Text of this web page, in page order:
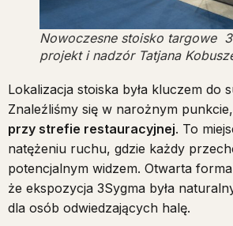
Nowoczesne stoisko targowe
projekt i nadzór Tatjana
Lokalizacja stoiska była kluczem do
Znaleźliśmy się w narożnym punkcie,
przy strefie restauracyjnej. To
natężeniu ruchu, gdzie każdy
potencjalnym widzem. Otwarta
że ekspozycja 3Sygma była
dla osób odwiedzających halę.